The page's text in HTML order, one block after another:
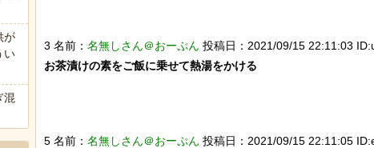
3 名前： 名無しさん＠おーぷん 投稿日：2021/09/15 22:11:03
お茶漬けの素をご飯に乗せて熱湯をかける
5 名前： 名無しさん＠おーぷん 投稿日：2021/09/15 22:11:05
が
い
混